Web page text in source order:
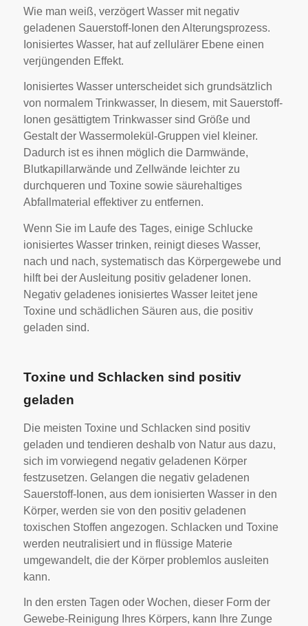
Wie man weiß, verzögert Wasser mit negativ
geladenen Sauerstoff-Ionen den Alterungsprozess.
Ionisiertes Wasser, hat auf zellulärer Ebene einen
verjüngenden Effekt.
Ionisiertes Wasser unterscheidet sich grundsätzlich
von normalem Trinkwasser, In diesem, mit Sauerstoff-
Ionen gesättigtem Trinkwasser sind Größe und
Gestalt der Wassermolekül-Gruppen viel kleiner.
Dadurch ist es ihnen möglich die Darmwände,
Blutkapillarwände und Zellwände leichter zu
durchqueren und Toxine sowie säurehaltiges
Abfallmaterial effektiver zu entfernen.
Wenn Sie im Laufe des Tages, einige Schlucke
ionisiertes Wasser trinken, reinigt dieses Wasser,
nach und nach, systematisch das Körpergewebe und
hilft bei der Ausleitung positiv geladener Ionen.
Negativ geladenes ionisiertes Wasser leitet jene
Toxine und schädlichen Säuren aus, die positiv
geladen sind.
Toxine und Schlacken sind positiv
geladen
Die meisten Toxine und Schlacken sind positiv
geladen und tendieren deshalb von Natur aus dazu,
sich im vorwiegend negativ geladenen Körper
festzusetzen. Gelangen die negativ geladenen
Sauerstoff-Ionen, aus dem ionisierten Wasser in den
Körper, werden sie von den positiv geladenen
toxischen Stoffen angezogen. Schlacken und Toxine
werden neutralisiert und in flüssige Materie
umgewandelt, die der Körper problemlos ausleiten
kann.
In den ersten Tagen oder Wochen, dieser Form der
Gewebe-Reinigung Ihres Körpers, kann Ihre Zunge